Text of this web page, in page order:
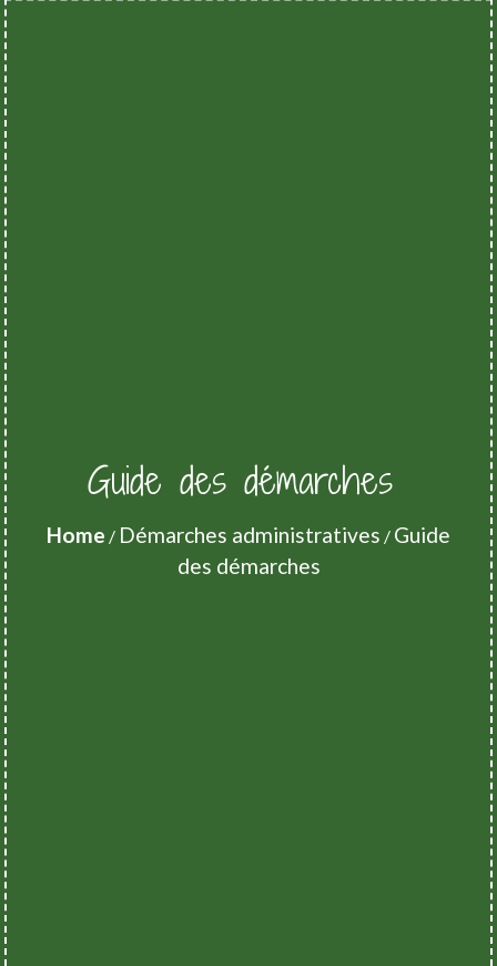
Guide des démarches
Home / Démarches administratives / Guide
des démarches